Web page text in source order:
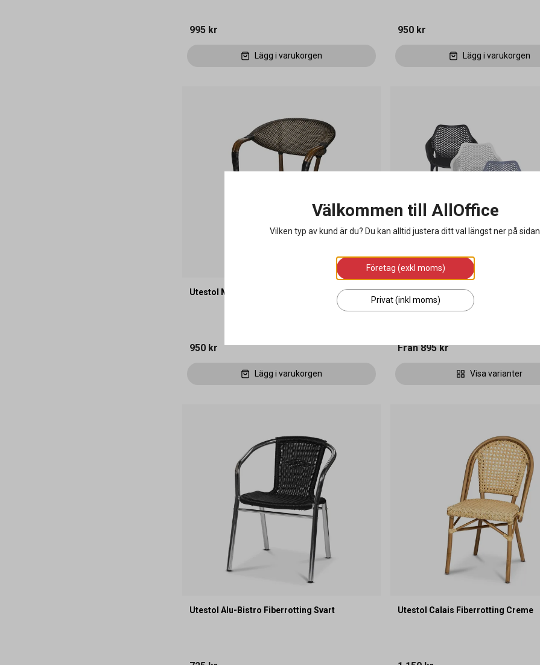
995 kr
Lägg i varukorgen
950 kr
Lägg i varukorgen
Utestol Monaco Textline Brun/Svart
950 kr
Lägg i varukorgen
Stol Air XL Stapelbar
Från 895 kr
Visa varianter
Utestol Alu-Bistro Fiberrotting Svart Utestol Calais Fiberrotting Creme
Välkommen till AllOffice
Vilken typ av kund är du? Du kan alltid justera ditt val längst ner på sidan.
Företag (exkl moms)
Privat (inkl moms)